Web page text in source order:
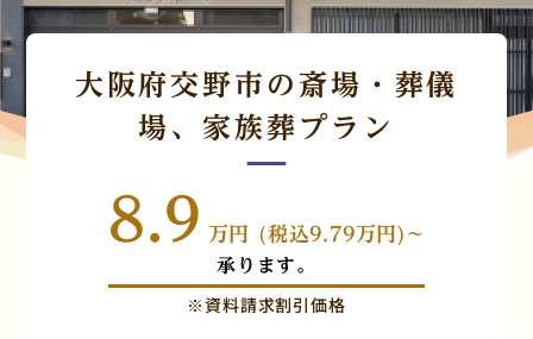
大阪府交野市の斎場・葬儀
場、家族葬プラン
8.9 万円 (税込9.79万円)~
承ります。
※資料請求割引価格